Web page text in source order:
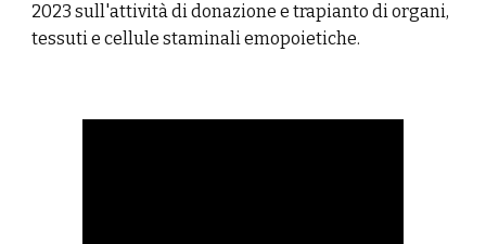
2023 sull'attività di donazione e trapianto di organi,
tessuti e cellule staminali emopoietiche.